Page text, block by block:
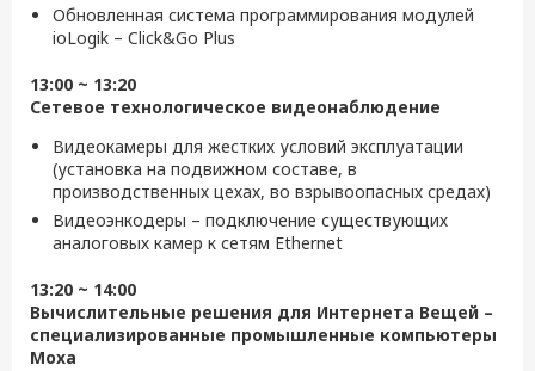
Обновленная система программирования модулей
ioLogik – Click&Go Plus
13:00 ~ 13:20
Сетевое технологическое видеонаблюдение
Видеокамеры для жестких условий эксплуатации
(установка на подвижном составе, в
производственных цехах, во взрывоопасных средах)
Видеоэнкодеры – подключение существующих
аналоговых камер к сетям Ethernet
13:20 ~ 14:00
Вычислительные решения для Интернета Вещей –
специализированные промышленные компьютеры
Moxa